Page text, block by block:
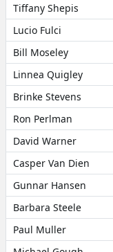
Tiffany Shepis
Lucio Fulci
Bill Moseley
Linnea Quigley
Brinke Stevens
Ron Perlman
David Warner
Casper Van Dien
Gunnar Hansen
Barbara Steele
Paul Muller